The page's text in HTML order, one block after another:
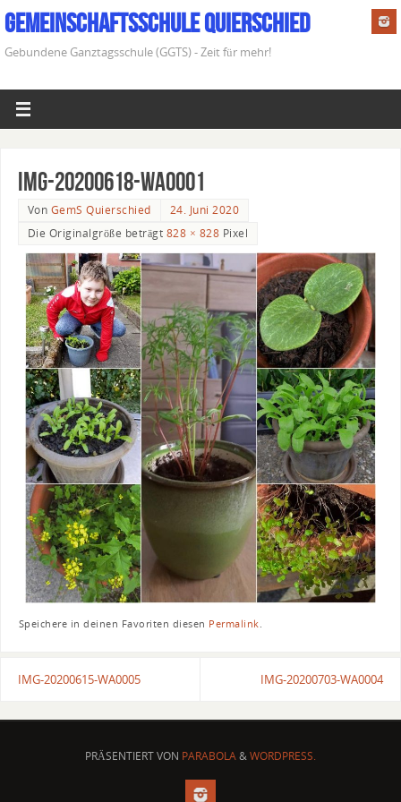
Gemeinschaftsschule Quierschied
Gebundene Ganztagsschule (GGTS) - Zeit für mehr!
IMG-20200618-WA0001
Von GemS Quierschied
24. Juni 2020
Die Originalgröße beträgt 828 × 828 Pixel
Speichere in deinen Favoriten diesen Permalink.
IMG-20200615-WA0005 IMG-20200703-WA0004
PRÄSENTIERT VON PARABOLA&WORDPRESS.